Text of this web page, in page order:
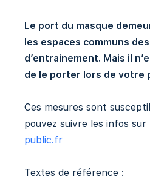
Le port du masque
les espaces communs
d’entrainement. Mais il
de le porter lors de votre
Ces mesures sont
pouvez suivre les infos sur
public.fr
Textes de référence :